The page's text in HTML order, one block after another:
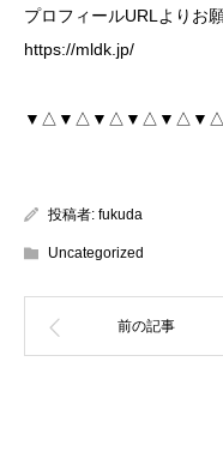
プロフィールURLよりお
https://mldk.jp/
投稿者: fukuda
Uncategorized